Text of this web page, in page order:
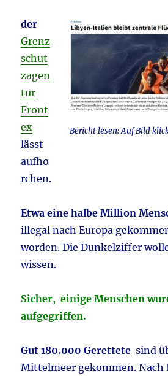
Bericht lesen: Auf Bild
der
Grenz
schut
zagen
tur
Front
ex
lässt
aufho
rchen.
Etwa eine halbe Million
illegal nach Europa
worden. Die Dunkelziffer
wissen.
Sicher, einige Menschen
aufgegriffen.
Gut 180.000 Gerettete sind
Mittelmeer gekommen. Nach